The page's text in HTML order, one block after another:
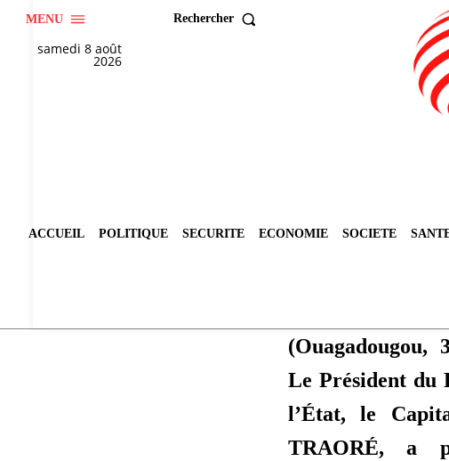
MENU Rechercher
samedi 8 août
2026
ACCUEIL POLITIQUE SECURITE ECONOMIE SOCIETE
(Ouagadougou,
Le Président du
l’État, le
TRAORÉ, a